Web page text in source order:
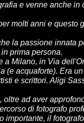
e venne anche in
molti anni e questo
la passione innata
prima persona.
a Milano, in Via
(e acquaforte). Era
e scrittori. Aligi
oltre ad aver
di fotografo
importante, il